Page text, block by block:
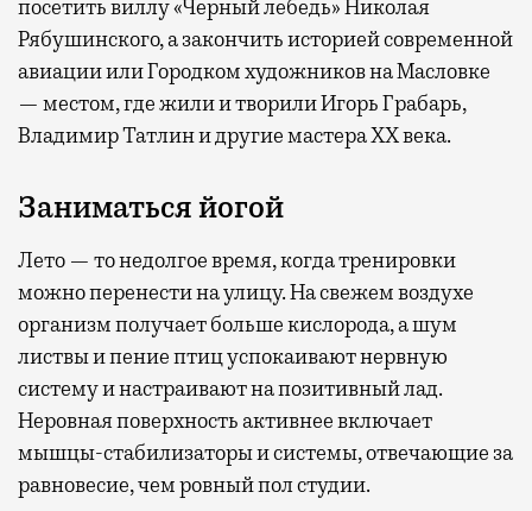
посетить виллу «Черный лебедь» Николая
Рябушинского, а закончить историей современной
авиации или Городком художников на Масловке
— местом, где жили и творили Игорь Грабарь,
Владимир Татлин и другие мастера XX века.
Заниматься йогой
Лето — то недолгое время, когда тренировки
можно перенести на улицу. На свежем воздухе
организм получает больше кислорода, а шум
листвы и пение птиц успокаивают нервную
систему и настраивают на позитивный лад.
Неровная поверхность активнее включает
мышцы-стабилизаторы и системы, отвечающие за
равновесие, чем ровный пол студии.